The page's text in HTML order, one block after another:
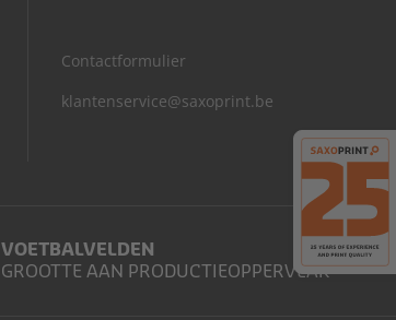
Contactformulier
klantenservice@saxoprint.be
VOETBALVELDEN
GROOTTE AAN PRODUCTIEOPPERVLAK